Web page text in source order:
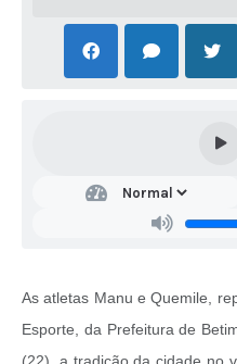
As atletas Manu e Quemile,
Esporte, da Prefeitura de